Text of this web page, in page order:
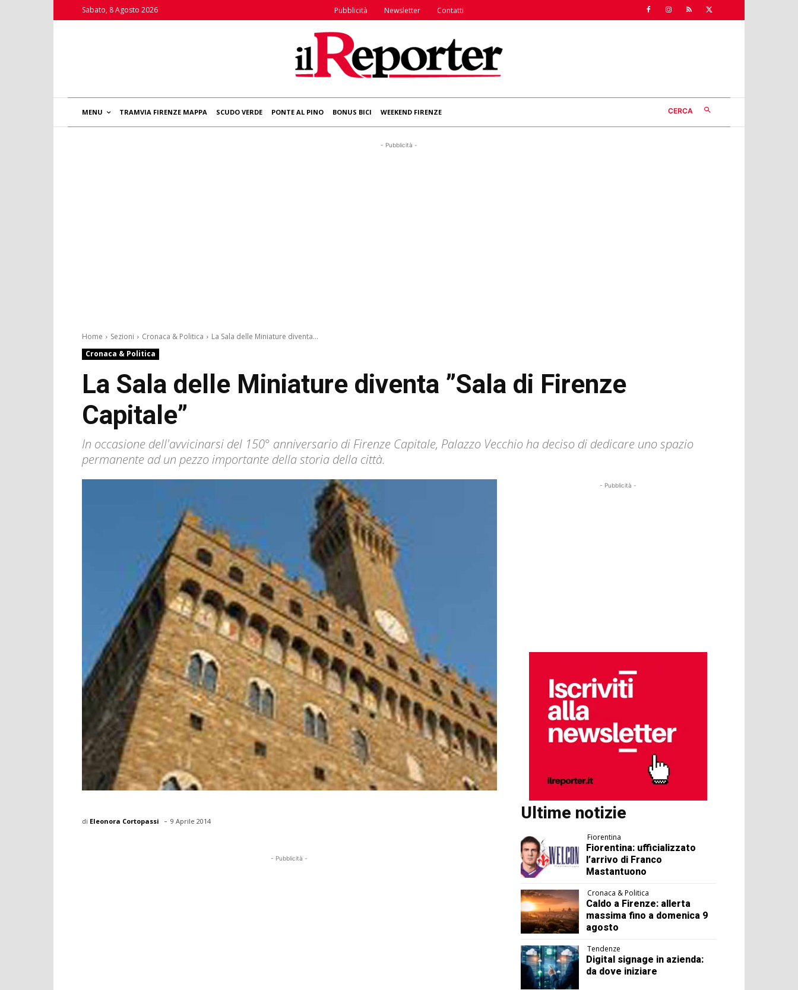
Sabato, 8 Agosto 2026 Pubblicità Newsletter Contatti
MENU TRAMVIA FIRENZE MAPPA SCUDO VERDE PONTE AL PINO BONUS BICI WEEKEND FIRENZE CERCA
- Pubblicità -
Home Sezioni Cronaca & Politica
La Sala delle Miniature diventa...
Cronaca & Politica
La Sala delle Miniature diventa ”Sala di Firenze
Capitale”
In occasione dell'avvicinarsi del 150° anniversario di Firenze Capitale, Palazzo Vecchio ha deciso di dedicare uno spazio
permanente ad un pezzo importante della storia della città.
di Eleonora Cortopassi - 9 Aprile 2014
- Pubblicità -
- Pubblicità -
Ultime notizie
Fiorentina
Fiorentina: ufficializzato
l’arrivo di Franco
Mastantuono
Cronaca & Politica
Caldo a Firenze: allerta
massima fino a domenica 9
agosto
Tendenze
Digital signage in azienda:
da dove iniziare